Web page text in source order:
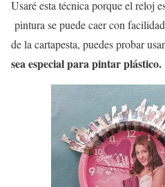
Usaré esta técnica porque el reloj
pintura se puede caer con
de la cartapesta, puedes probar
sea especial para pintar plástico.